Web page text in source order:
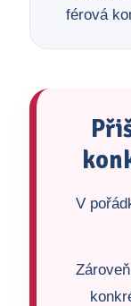
férová
V